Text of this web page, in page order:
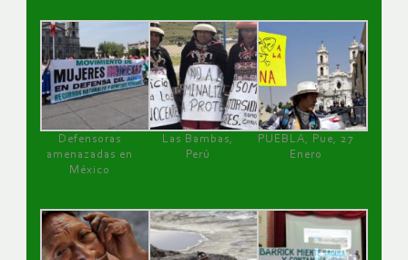
Defensoras
amenazadas en
México
Las Bambas,
Perú
PUEBLA, Pue, 27
Enero